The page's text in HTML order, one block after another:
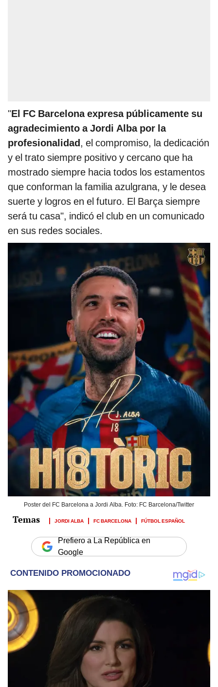
"El FC Barcelona expresa públicamente su
agradecimiento a Jordi Alba por la
profesionalidad, el compromiso, la dedicación
y el trato siempre positivo y cercano que ha
mostrado siempre hacia todos los estamentos
que conforman la familia azulgrana, y le desea
suerte y logros en el futuro. El Barça siempre
será tu casa", indicó el club en un comunicado
en sus redes sociales.
Poster del FC Barcelona a Jordi Alba. Foto: FC Barcelona/Twitter
JORDI ALBA FC BARCELONA FÚTBOL ESPAÑOL
Prefiero a La República en
Google